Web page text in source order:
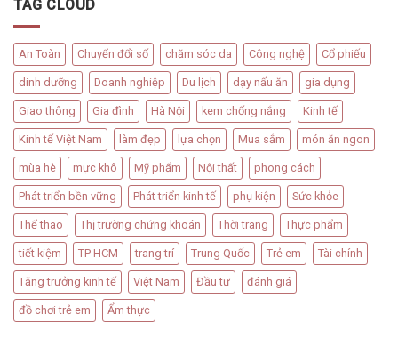
TAG CLOUD
An Toàn Chuyển đổi số chăm sóc da Công nghệ Cổ phiếu
dinh dưỡng Doanh nghiệp Du lịch dạy nấu ăn gia dụng
Giao thông Gia đình Hà Nội kem chống nắng Kinh tế
Kinh tế Việt Nam làm đẹp lựa chọn Mua sắm món ăn ngon
mùa hè mực khô Mỹ phẩm Nội thất phong cách
Phát triển bền vững Phát triển kinh tế phụ kiện Sức khỏe
Thể thao Thị trường chứng khoán Thời trang Thực phẩm
tiết kiệm TP HCM trang trí Trung Quốc Trẻ em Tài chính
Tăng trưởng kinh tế Việt Nam Đầu tư đánh giá
đồ chơi trẻ em Ẩm thực